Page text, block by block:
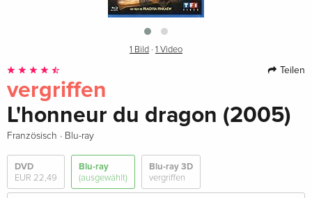
1 Bild · 1 Video
Teilen
vergriffen
L'honneur du dragon (2005)
Französisch · Blu-ray
DVD
EUR 22,49
Blu-ray
(ausgewählt)
Blu-ray 3D
vergriffen